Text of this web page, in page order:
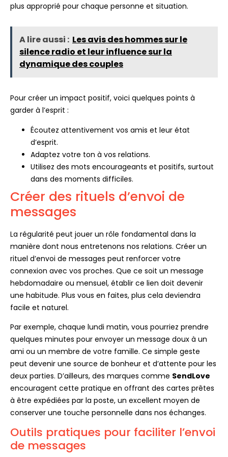
plus approprié pour chaque personne et situation.
A lire aussi : Les avis des hommes sur le
silence radio et leur influence sur la
dynamique des couples
Pour créer un impact positif, voici quelques points à
garder à l’esprit :
Écoutez attentivement vos amis et leur état
d’esprit.
Adaptez votre ton à vos relations.
Utilisez des mots encourageants et positifs, surtout
dans des moments difficiles.
Créer des rituels d’envoi de
messages
La régularité peut jouer un rôle fondamental dans la
manière dont nous entretenons nos relations. Créer un
rituel d’envoi de messages peut renforcer votre
connexion avec vos proches. Que ce soit un message
hebdomadaire ou mensuel, établir ce lien doit devenir
une habitude. Plus vous en faites, plus cela deviendra
facile et naturel.
Par exemple, chaque lundi matin, vous pourriez prendre
quelques minutes pour envoyer un message doux à un
ami ou un membre de votre famille. Ce simple geste
peut devenir une source de bonheur et d’attente pour les
deux parties. D’ailleurs, des marques comme SendLove
encouragent cette pratique en offrant des cartes prêtes
à être expédiées par la poste, un excellent moyen de
conserver une touche personnelle dans nos échanges.
Outils pratiques pour faciliter l’envoi
de messages